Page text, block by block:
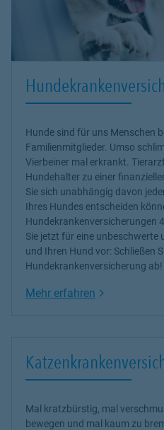
Hunde sind für uns Menschen
Familienmitglieder. Umso
Vierbeiner mal erkrankt.
Hundehalter zu einer
Sie sich unabhängig davon
Ihres Hundes entscheiden
Hundekrankenversicherungen
Sie jetzt für eine
und Ihren Hund vor: Schließen
Hundekrankenversicherung ab!
Mehr erfahren Link Opens in
Mal kratzbürstig, mal
bewegen und mal kaum zu